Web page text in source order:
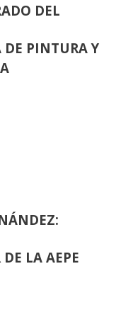
DEL
PINTURA Y
LA AEPE